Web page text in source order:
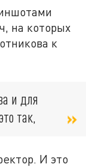
на которых
к
и для
так,
И это